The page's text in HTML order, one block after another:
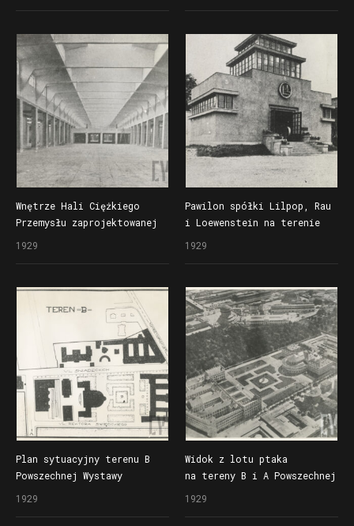
Krajowej (Pewuki)
Wnętrze Hali Ciężkiego
Przemysłu zaprojektowanej
przez Rogera Sławskiego
1929
Pawilon spółki Lilpop, Rau
i Loewenstein na terenie
A Powszechnej Wystawy
1929
Plan sytuacyjny terenu B
Powszechnej Wystawy
Krajowej (Pewuki) między
1929
Widok z lotu ptaka
na tereny B i A Powszechnej
Wystawy Krajowej (Pewuki)
1929